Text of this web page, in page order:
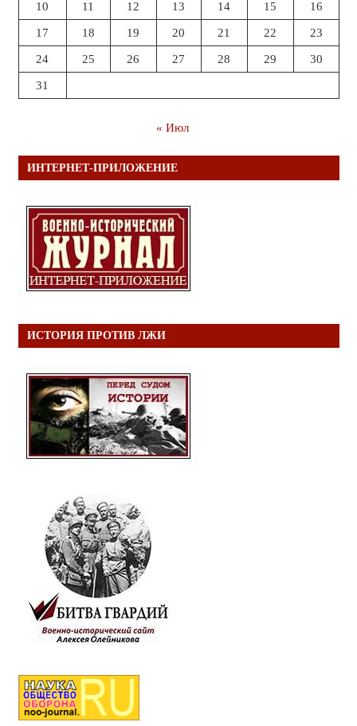
10 11 12 13 14 15 16
17 18 19 20 21 22 23
24 25 26 27 28 29 30
31
« Июл
ИНТЕРНЕТ-ПРИЛОЖЕНИЕ
ИСТОРИЯ ПРОТИВ ЛЖИ